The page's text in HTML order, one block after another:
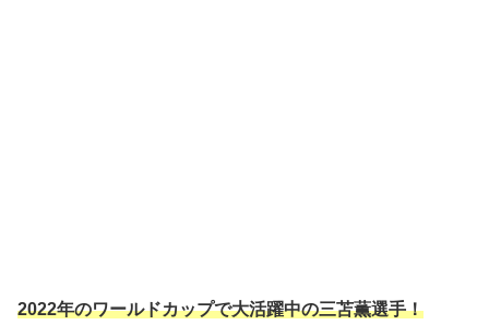
2022年のワールドカップで大活躍中の三苫薫選手！